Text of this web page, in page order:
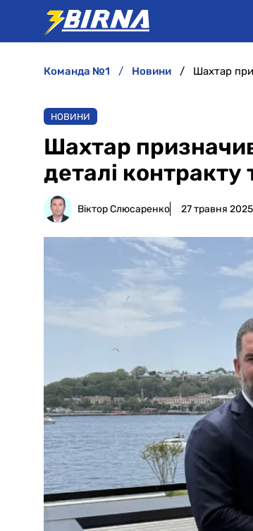
команда №1 новини
НОВИНИ
Шахтар
деталі
Віктор Слюсаренко 27 травня